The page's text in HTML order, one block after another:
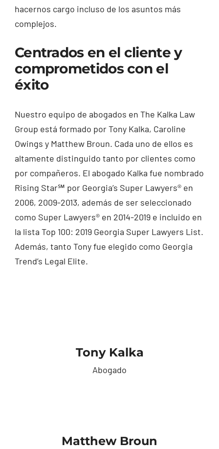
hacernos cargo incluso de los asuntos más
complejos.
Centrados en el cliente y
comprometidos con el
éxito
Nuestro equipo de abogados en The Kalka Law
Group está formado por Tony Kalka, Caroline
Owings y Matthew Broun. Cada uno de ellos es
altamente distinguido tanto por clientes como
por compañeros. El abogado Kalka fue nombrado
Rising Star℠ por Georgia’s Super Lawyers® en
2006, 2009-2013, además de ser seleccionado
como Super Lawyers® en 2014-2019 e incluido en
la lista Top 100: 2019 Georgia Super Lawyers List.
Además, tanto Tony fue elegido como Georgia
Trend’s Legal Elite.
Tony Kalka
Abogado
Matthew Broun